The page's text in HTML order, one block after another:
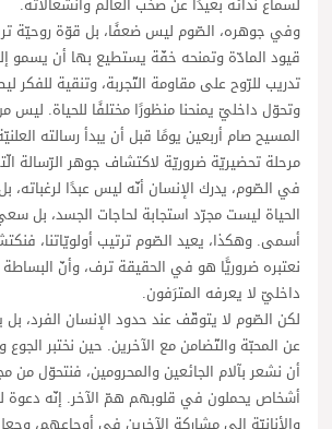
وفي جوهره، الصّوم ليس ضعفًا، بل قوّة روحيّة
قيود المادّة وتمنحه خفّة يستطيع بها أن يسمو
تدريب للرّوح على مقاومة التّجربة، وتنقية للفكر
وتحوّل داخليّ يمنحنا منظورًا مختلفًا للحياة. ليس
المسيح صام أربعين يومًا قبل أن يبدأ رسالته
مرحلة تحضيريّة ضروريّة لاكتشاف جوهر الرّسالة
في الصّوم، يدرك الإنسان أنّه ليس عبدًا لرغباته،
الحياة ليست مجرّد استجابة لحاجات الجسد، بل
أسمى. وهكذا، يعيد الصّوم ترتيب أولويّاتنا،
نعتبره ضروريًّا هو في الحقيقة ترف، وأنّ
داخليّ لا يعرفه المترَفون.
لكن الصّوم لا يتوقّف عند حدود الإنسان الفرد، بل
عن المحبّة والتّضامن مع الآخرين. حين نختبر
أن نشعر بآلام الجائعين والمحرومين، فنتحوّل من
أشخاص يحملون في قلوبهم همّ الآخر. إنّه دعوة